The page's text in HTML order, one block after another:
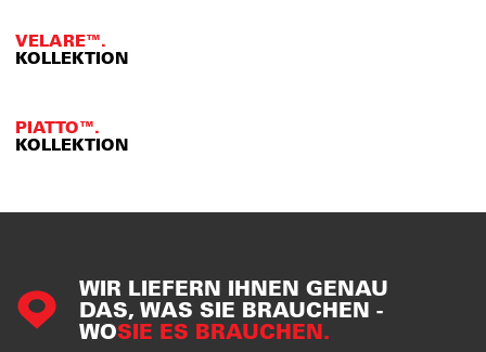
VELARE™.
KOLLEKTION
PIATTO™.
KOLLEKTION
WIR LIEFERN IHNEN GENAU
DAS, WAS SIE BRAUCHEN -
WOSIE ES BRAUCHEN.